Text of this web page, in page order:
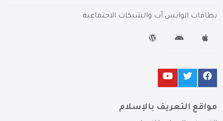
بطاقات الواتس آب والشبكات الاجتماعية
مواقع التعريف بالإسلام